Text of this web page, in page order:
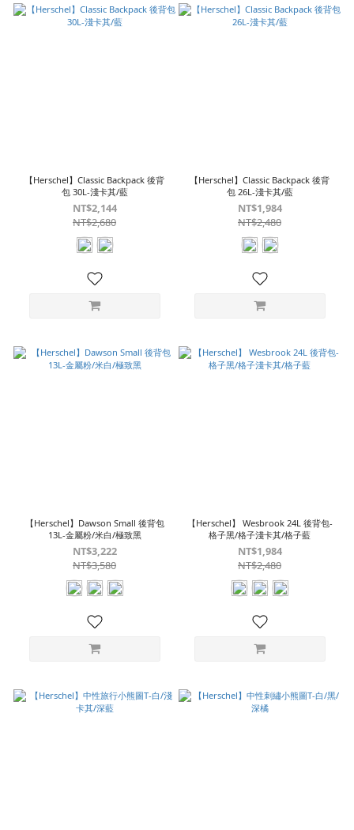
【Herschel】Classic Backpack 後背
包 30L-淺卡其/藍
NT$2,144
NT$2,680
【Herschel】Classic Backpack 後背
包 26L-淺卡其/藍
NT$1,984
NT$2,480
【Herschel】Dawson Small 後背包
13L-金屬粉/米白/極致黑
NT$3,222
NT$3,580
【Herschel】 Wesbrook 24L 後背包-
格子黑/格子淺卡其/格子藍
NT$1,984
NT$2,480